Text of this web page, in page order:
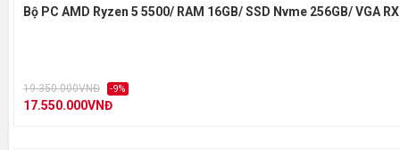
Bộ PC AMD Ryzen 5 5500/ RAM 16GB/ SSD Nvme 256GB/ VGA
19.350.000VNĐ -9%
17.550.000VNĐ